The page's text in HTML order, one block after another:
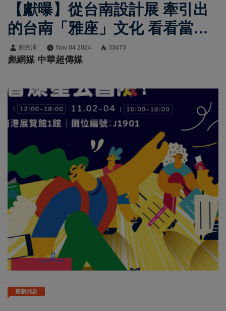
【獻曝】從台南設計展 牽引出
的台南「雅座」文化 看看當年
阿公在哪裡設計阿嬤
劉光澤 Nov 04 2024 33473
彪網媒 中華超傳媒
最新消息